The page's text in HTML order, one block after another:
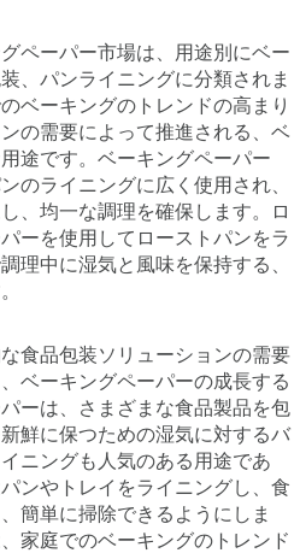
ペーパー市場は、用途別にベー
、パンライニングに分類されま
ベーキングのトレンドの高まり
の需要によって推進される、ベ
途です。ベーキングペーパー
のライニングに広く使用され、
、均一な調理を確保します。ロ
ーを使用してローストパンをラ
理中に湿気と風味を保持する、
食品包装ソリューションの需要
ベーキングペーパーの成長する
ーは、さまざまな食品製品を包
鮮に保つための湿気に対するバ
ニングも人気のある用途であ
ンやトレイをライニングし、食
簡単に掃除できるようにしま
家庭でのベーキングのトレンド